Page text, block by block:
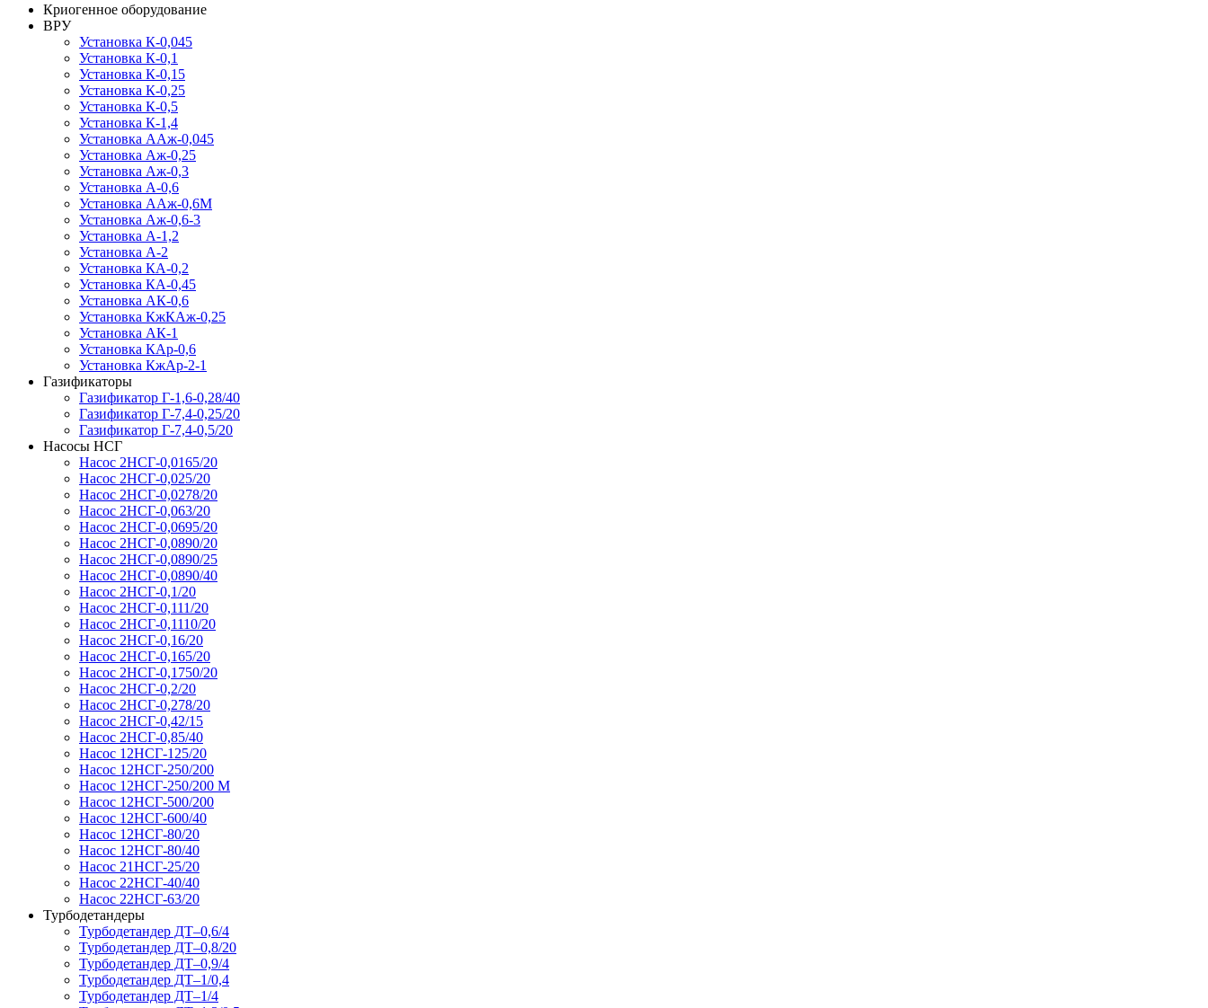
Криогенное оборудование
ВРУ
Установка К-0,045
Установка К-0,1
Установка К-0,15
Установка К-0,25
Установка К-0,5
Установка К-1,4
Установка ААж-0,045
Установка Аж-0,25
Установка Аж-0,3
Установка А-0,6
Установка ААж-0,6М
Установка Аж-0,6-3
Установка А-1,2
Установка А-2
Установка КА-0,2
Установка КА-0,45
Установка АК-0,6
Установка КжКАж-0,25
Установка АК-1
Установка КАр-0,6
Установка КжАр-2-1
Газификаторы
Газификатор Г-1,6-0,28/40
Газификатор Г-7,4-0,25/20
Газификатор Г-7,4-0,5/20
Насосы НСГ
Насос 2НСГ-0,0165/20
Насос 2НСГ-0,025/20
Насос 2НСГ-0,0278/20
Насос 2НСГ-0,063/20
Насос 2НСГ-0,0695/20
Насос 2НСГ-0,0890/20
Насос 2НСГ-0,0890/25
Насос 2НСГ-0,0890/40
Насос 2НСГ-0,1/20
Насос 2НСГ-0,111/20
Насос 2НСГ-0,1110/20
Насос 2НСГ-0,16/20
Насос 2НСГ-0,165/20
Насос 2НСГ-0,1750/20
Насос 2НСГ-0,2/20
Насос 2НСГ-0,278/20
Насос 2НСГ-0,42/15
Насос 2НСГ-0,85/40
Насос 12НСГ-125/20
Насос 12НСГ-250/200
Насос 12НСГ-250/200 М
Насос 12НСГ-500/200
Насос 12НСГ-600/40
Насос 12НСГ-80/20
Насос 12НСГ-80/40
Насос 21НСГ-25/20
Насос 22НСГ-40/40
Насос 22НСГ-63/20
Турбодетандеры
Турбодетандер ДТ–0,6/4
Турбодетандер ДТ–0,8/20
Турбодетандер ДТ–0,9/4
Турбодетандер ДТ–1/0,4
Турбодетандер ДТ–1/4